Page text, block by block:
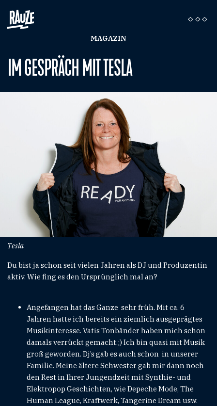
MAGAZIN
IM GESPRÄCH MIT TESLA
Tesla
Du bist ja schon seit vielen Jahren als DJ und Produzentin
aktiv. Wie fing es den Ursprünglich mal an?
Angefangen hat das Ganze sehr früh. Mit ca. 6
Jahren hatte ich bereits ein ziemlich ausgeprägtes
Musikinteresse. Vatis Tonbänder haben mich schon
damals verrückt gemacht.;) Ich bin quasi mit Musik
groß geworden. Dj’s gab es auch schon in unserer
Familie. Meine ältere Schwester gab mir dann noch
den Rest in Ihrer Jungendzeit mit Synthie- und
Elektropop Geschichten, wie Depeche Mode, The
Human League, Kraftwerk, Tangerine Dream usw.